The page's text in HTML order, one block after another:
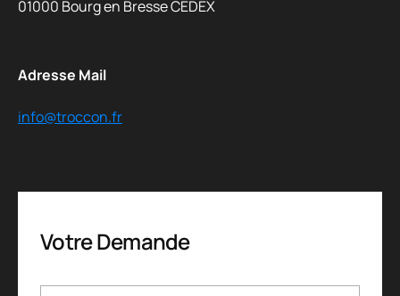
01000 Bourg en Bresse CEDEX
Adresse Mail
info@troccon.fr
Votre Demande